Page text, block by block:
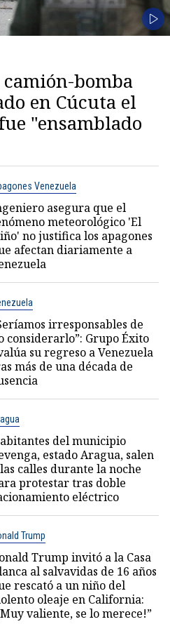
bomba
en Cúcuta el
"ensamblado
Venezuela
asegura que el
meteorológico 'El
no justifica los apagones
afectan diariamente a
irresponsables de
considerarlo”: Grupo Éxito
su regreso a Venezuela
más de una década de
del municipio
estado Aragua, salen
calles durante la noche
protestar tras doble
eléctrico
Trump
Trump invitó a la Casa
al salvavidas de 16 años
rescató a un niño del
oleaje en California:
valiente, se lo merece!”